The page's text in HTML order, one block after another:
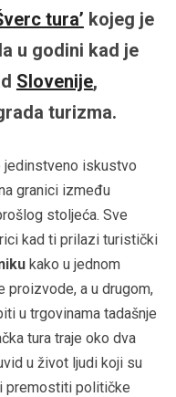
tura’ kojeg je
u godini kad je
Slovenije,
turizma.
jedinstveno iskustvo
granici između
stoljeća. Sve
kad ti prilazi turistički
kako u jednom
proizvode, a u drugom,
u trgovinama tadašnje
tura traje oko dva
u život ljudi koji su
premostiti političke